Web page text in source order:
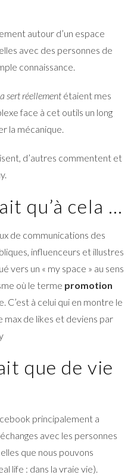
autour d’un espace
avec des personnes de
connaissance.
sert réellementétaient mes
face à cet outils un long
la mécanique.
d’autres commentent et
qu’à cela …
de communications des
influenceurs et illustres
vers un « my space » au sens
où le terme promotion
C’est à celui qui en montre le
max de likes et deviens par
que de vie
principalement a
avec les personnes
que nous pouvons
life : dans la vraie vie).